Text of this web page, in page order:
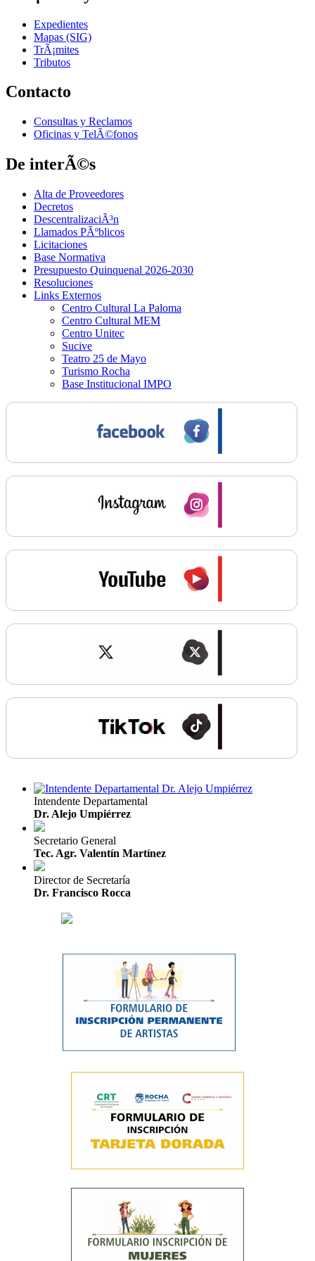
Expedientes
Mapas (SIG)
TrÃ¡mites
Tributos
Contacto
Consultas y Reclamos
Oficinas y TelÃ©fonos
De interÃ©s
Alta de Proveedores
Decretos
DescentralizaciÃ³n
Llamados PÃºblicos
Licitaciones
Base Normativa
Presupuesto Quinquenal 2026-2030
Resoluciones
Links Externos
Centro Cultural La Paloma
Centro Cultural MEM
Centro Unitec
Sucive
Teatro 25 de Mayo
Turismo Rocha
Base Institucional IMPO
Intendente Departamental
Dr. Alejo Umpiérrez
Secretario General
Tec. Agr. Valentín Martínez
Director de Secretaría
Dr. Francisco Rocca